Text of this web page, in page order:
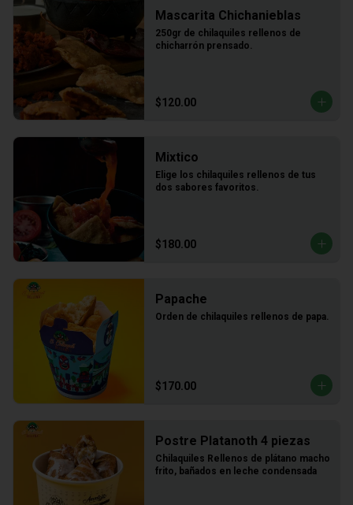
Mascarita Chichanieblas
250gr de chilaquiles rellenos de
chicharrón prensado.
$120.00
Mixtico
Elige los chilaquiles rellenos de tus
dos sabores favoritos.
$180.00
Papache
Orden de chilaquiles rellenos de papa.
$170.00
Postre Platanoth 4 piezas
Chilaquiles Rellenos de plátano macho
frito, bañados en leche condensada